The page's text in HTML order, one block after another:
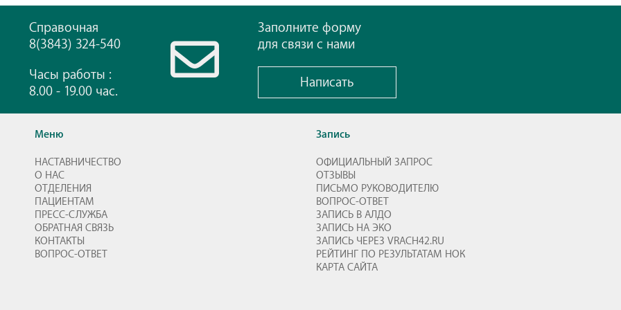
Справочная
8(3843) 324-540
Часы работы :
8.00 - 19.00 час.
Заполните форму
для связи с нами
Написать
Меню
НАСТАВНИЧЕСТВО
О НАС
ОТДЕЛЕНИЯ
ПАЦИЕНТАМ
ПРЕСС-СЛУЖБА
ОБРАТНАЯ СВЯЗЬ
КОНТАКТЫ
ВОПРОС-ОТВЕТ
Запись
ОФИЦИАЛЬНЫЙ ЗАПРОС
ОТЗЫВЫ
ПИСЬМО РУКОВОДИТЕЛЮ
ВОПРОС-ОТВЕТ
ЗАПИСЬ В АЛДО
ЗАПИСЬ НА ЭКО
ЗАПИСЬ ЧЕРЕЗ VRACH42.RU
РЕЙТИНГ ПО РЕЗУЛЬТАТАМ НОК
КАРТА САЙТА